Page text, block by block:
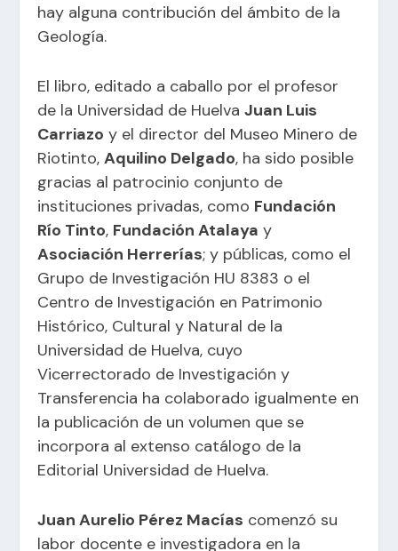
hay alguna contribución del ámbito de la
Geología.
El libro, editado a caballo por el profesor
de la Universidad de HuelvaJuan Luis
Carriazo y el director del Museo Minero de
Riotinto,Aquilino Delgado, ha sido posible
gracias al patrocinio conjunto de
instituciones privadas, como Fundación
Río Tinto, Fundación Atalaya y
Asociación Herrerías; y públicas, como el
Grupo de Investigación HU 8383 o el
Centro de Investigación en Patrimonio
Histórico, Cultural y Natural de la
Universidad de Huelva, cuyo
Vicerrectorado de Investigación y
Transferencia ha colaborado igualmente en
la publicación de un volumen que se
incorpora al extenso catálogo de la
Editorial Universidad de Huelva.
Juan Aurelio Pérez Macías comenzó su
labor docente e investigadora en la